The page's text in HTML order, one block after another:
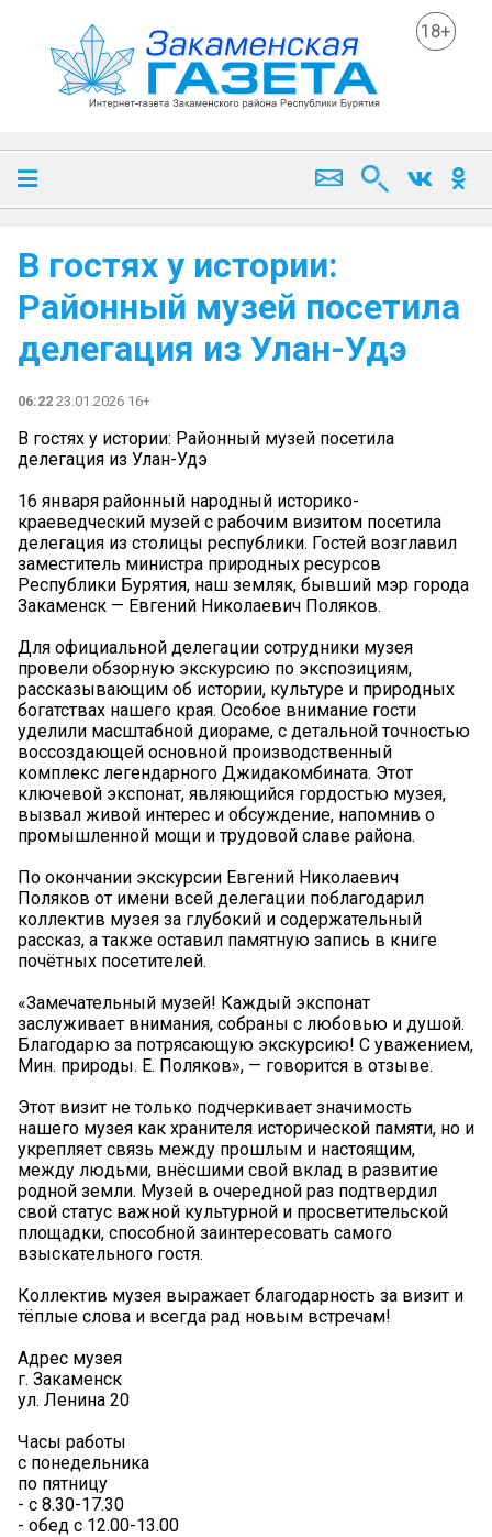
18+
В гостях у истории:
Районный музей посетила
делегация из Улан-Удэ
06:22 23.01.2026 16+
В гостях у истории: Районный музей посетила
делегация из Улан-Удэ
16 января районный народный историко-
краеведческий музей с рабочим визитом посетила
делегация из столицы республики. Гостей возглавил
заместитель министра природных ресурсов
Республики Бурятия, наш земляк, бывший мэр города
Закаменск — Евгений Николаевич Поляков.
Для официальной делегации сотрудники музея
провели обзорную экскурсию по экспозициям,
рассказывающим об истории, культуре и природных
богатствах нашего края. Особое внимание гости
уделили масштабной диораме, с детальной точностью
воссоздающей основной производственный
комплекс легендарного Джидакомбината. Этот
ключевой экспонат, являющийся гордостью музея,
вызвал живой интерес и обсуждение, напомнив о
промышленной мощи и трудовой славе района.
По окончании экскурсии Евгений Николаевич
Поляков от имени всей делегации поблагодарил
коллектив музея за глубокий и содержательный
рассказ, а также оставил памятную запись в книге
почётных посетителей.
«Замечательный музей! Каждый экспонат
заслуживает внимания, собраны с любовью и душой.
Благодарю за потрясающую экскурсию! С уважением,
Мин. природы. Е. Поляков», — говорится в отзыве.
Этот визит не только подчеркивает значимость
нашего музея как хранителя исторической памяти, но и
укрепляет связь между прошлым и настоящим,
между людьми, внёсшими свой вклад в развитие
родной земли. Музей в очередной раз подтвердил
свой статус важной культурной и просветительской
площадки, способной заинтересовать самого
взыскательного гостя.
Коллектив музея выражает благодарность за визит и
тёплые слова и всегда рад новым встречам!
Адрес музея
г. Закаменск
ул. Ленина 20
️Часы работы
с понедельника
по пятницу
- с 8.30-17.30
- обед с 12.00-13.00